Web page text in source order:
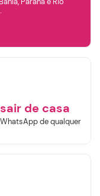
Selecione o Ano
de casa
de qualquer